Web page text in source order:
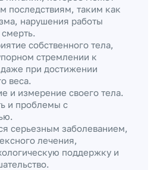
последствиям, таким как
нарушения работы
собственного тела,
стремлении к
при достижении
веса.
и измерение своего тела.
и проблемы с
серьезным заболеванием,
лечения,
поддержку и